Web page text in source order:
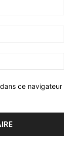
ce navigateur